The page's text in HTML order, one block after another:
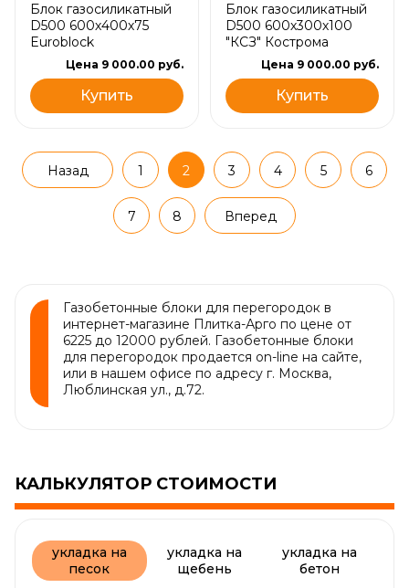
Блок газосиликатный
D500 600х400х75
Euroblock
Цена 9 000.00 руб.
Купить
Блок газосиликатный
D500 600х300х100
"КСЗ" Кострома
Цена 9 000.00 руб.
Купить
Назад 1 2 3 4 5 6
7 8 Вперед
Газобетонные блоки для перегородок в
интернет-магазине Плитка-Арго по цене от
6225 до 12000 рублей. Газобетонные блоки
для перегородок продается on-line на сайте,
или в нашем офисе по адресу г. Москва,
Люблинская ул., д.72.
КАЛЬКУЛЯТОР СТОИМОСТИ
укладка на
песок
укладка на
щебень
укладка на
бетон